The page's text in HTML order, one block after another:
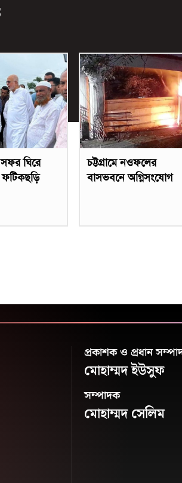
সফর ঘিরে
চট্টগ্রামে নওফলের
বাসভবনে অগ্নিসংযোগ
প্রকাশক ও প্রধান
মোহাম্মদ ইউসুফ
সম্পাদক
মোহাম্মদ সেলিম